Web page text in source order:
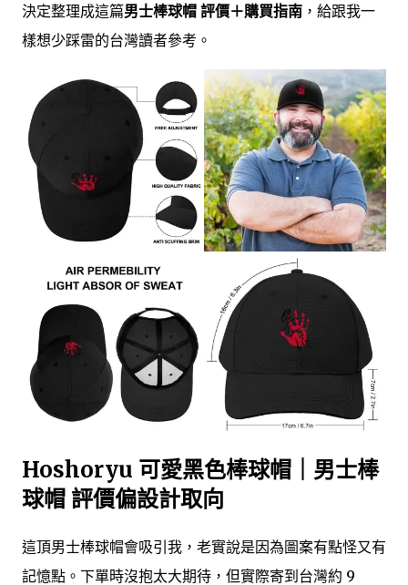
決定整理成這篇男士棒球帽 評價＋購買指南 ，給跟我一
樣想少踩雷的台灣讀者參考。
Hoshoryu 可愛黑色棒球帽｜男士棒
球帽 評價偏設計取向
這頂男士棒球帽會吸引我，老實說是因為圖案有點怪又有
記憶點。下單時沒抱太大期待，但實際寄到台灣約 9